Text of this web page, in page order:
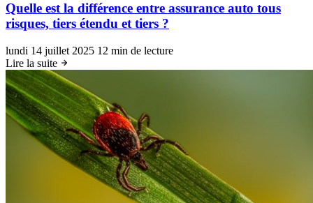
Quelle est la différence entre assurance auto tous
risques, tiers étendu et tiers ?
lundi 14 juillet 2025 12 min de lecture
Lire la suite